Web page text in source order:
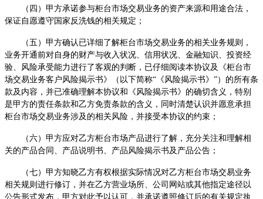
（四）甲方承诺参与柜台市场交易业务的资产来源和用途合法，
保证自愿遵守国家反洗钱的相关规定；
（五）甲方确认已详细了解柜台市场交易业务的相关业务规则，
业务开通前对自身的财产与收入状况、信用状况、金融知识、投资经
验、风险承受能力进行了客观的判断，已仔细阅读本协议及《柜台市
场交易业务客户风险揭示书》（以下简称“《风险揭示书》”）的所有条
款及内容，并已准确理解本协议和《风险揭示书》的确切含义，特别
是甲方的责任条款和乙方免责条款的含义，同时清楚认识并愿意承担
柜台市场交易业务涉及的相关风险，并接受本协议的约束；
（六）甲方应对乙方柜台市场产品进行了解，充分关注和理解相
关的产品合同、产品说明书、产品风险揭示书及产品公告；
（七）甲方知晓乙方有权根据实际情况对乙方柜台市场交易业务
相关规则进行修订，并在乙方营业场所、公司网站或其他指定途径以
公告形式发布，甲方对此予以认可，并承诺遵照修订后的有关规定执